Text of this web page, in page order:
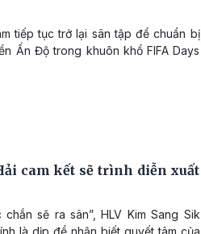
tiếp tục trở lại sân tập để chuẩn bị
Ấn Độ trong khuôn khổ FIFA Days
cam kết sẽ trình diễn xuất
sẽ ra sân”, HLV Kim Sang Sik